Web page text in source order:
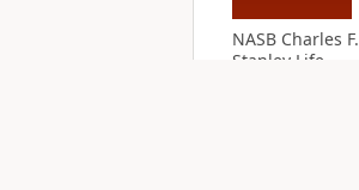
NASB Charles F.
Stanley Life